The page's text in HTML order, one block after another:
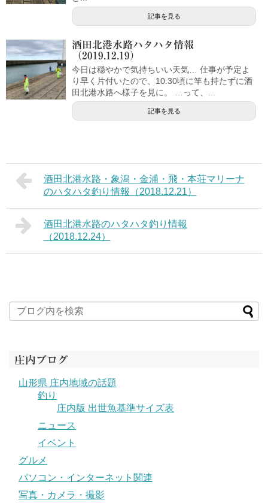
記事を見る
酒田北港水路ハタハタ情報
（2019.12.19）
今日は穏やかで気持ちいい天気… 仕事が予定よ
り早く片付いたので、10:30頃に竿も持たずに酒
田北港水路へ様子を見に。 …って、...
記事を見る
酒田北港水路・象潟・金浦・飛・本荘マリーナ
のハタハタ釣り情報（2018.12.21）
酒田北港水路のハタハタ釣り情報
（2018.12.24）
庄内ブログ
山形県 庄内地域の話題
釣り
庄内版 出世魚基準サイズ表
ニュース
イベント
グルメ
パソコン・インターネット関連
写真・カメラ・撮影